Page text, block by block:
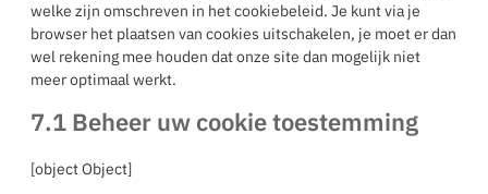
welke zijn omschreven in het cookiebeleid. Je kunt via je
browser het plaatsen van cookies uitschakelen, je moet er dan
wel rekening mee houden dat onze site dan mogelijk niet
meer optimaal werkt.
7.1 Beheer uw cookie toestemming
[object Object]